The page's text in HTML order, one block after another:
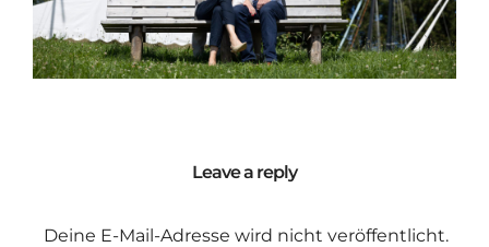
Leave a reply
Deine E-Mail-Adresse wird nicht veröffentlicht.